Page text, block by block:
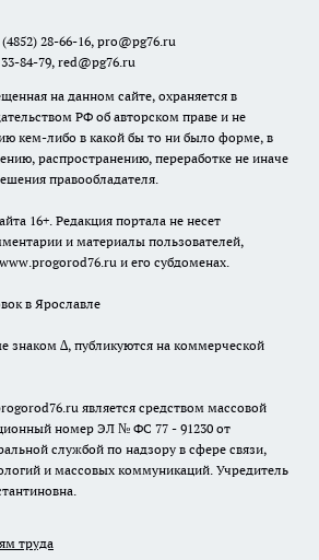
(4852) 28-66-16, pro@pg76.ru
84-79, red@pg76.ru
на данном сайте, охраняется в
РФ об авторском праве и не
кем-либо в какой бы то ни было форме, в
распространению, переработке не иначе
правообладателя.
16+. Редакция портала не несет
и материалы пользователей,
и его субдоменах.
в Ярославле
знаком ∆, публикуются на коммерческой
является средством массовой
номер ЭЛ № ФС 77 - 91230 от
службой по надзору в сфере связи,
и массовых коммуникаций. Учредитель
труда